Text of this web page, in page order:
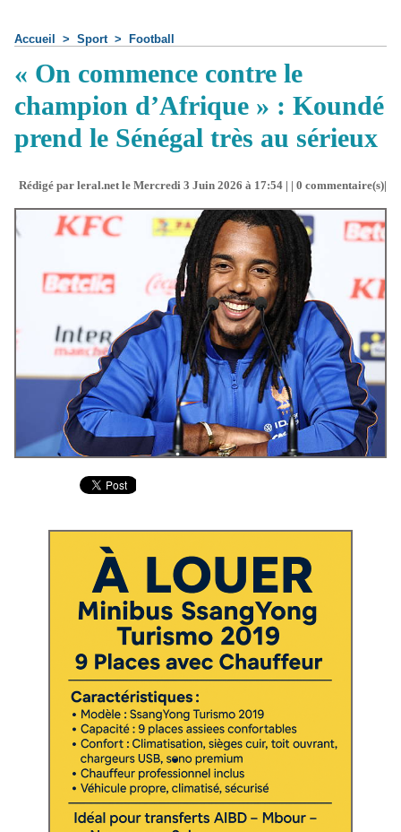
Accueil > Sport > Football
« On commence contre le
champion d’Afrique » : Koundé
prend le Sénégal très au sérieux
Rédigé par leral.net le Mercredi 3 Juin 2026 à 17:54 | | 0 commentaire(s)|